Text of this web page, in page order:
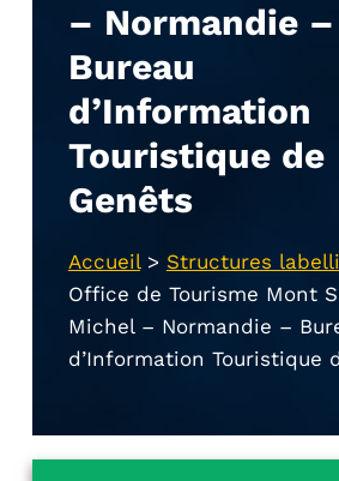
– Normandie –
Bureau
d’Information
Touristique de
Genêts
Accueil> Structures
Office de Tourisme Mont
Michel – Normandie –
d’Information Touristique